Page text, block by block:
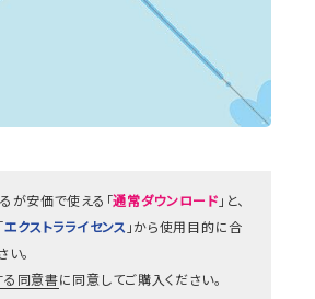
が安価で使える「通常ダウンロード 」と、
エクストラライセンス 」から使用目的に合
。
同意書に同意してご購入ください。